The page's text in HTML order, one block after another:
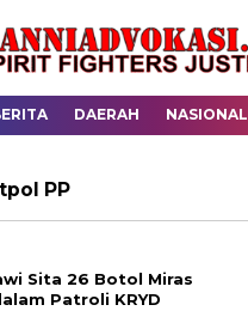
DAERAH NASIONAL
PP
Sita 26 Botol Miras
Patroli KRYD